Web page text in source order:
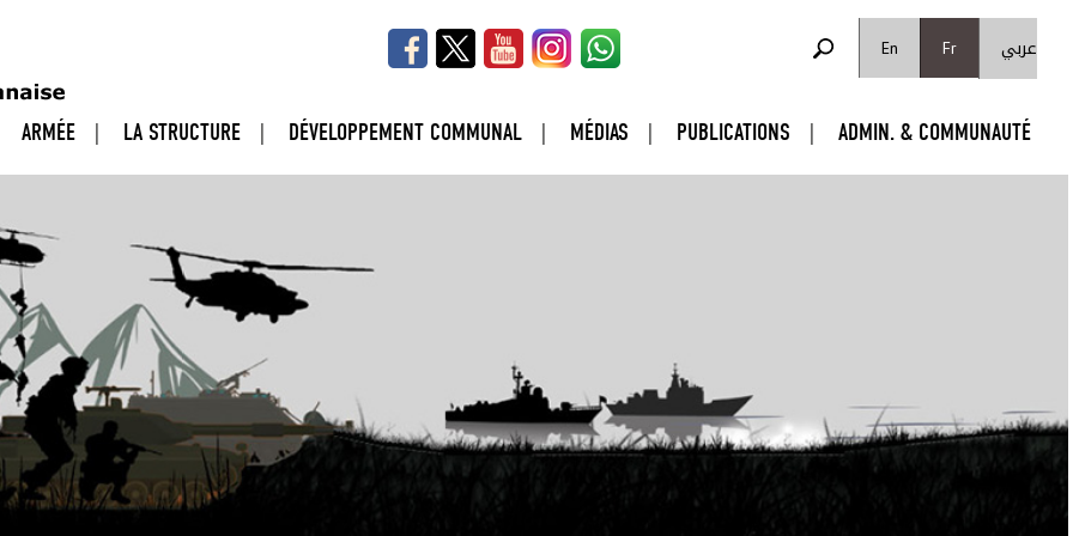
En
Fr عربي FORMULAIRE DE RECHERCHE
ARMÉE LA STRUCTURE DÉVELOPPEMENT COMMUNAL MÉDIAS PUBLICATIONS ADMIN. & COMMUNAUTÉ